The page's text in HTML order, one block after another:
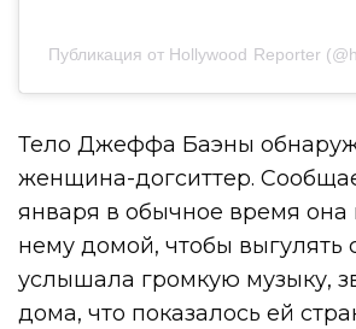
Публикация от Hollywood Reporter
Тело Джеффа Баэны
женщина-догситтер.
января в обычное время
нему домой, чтобы выгулять
услышала громкую музыку,
дома, что показалось ей